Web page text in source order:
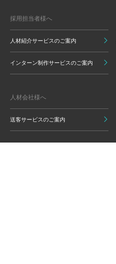
採用担当者様へ
人材紹介サービスのご案内
インターン制作サービスのご案内
人材会社様へ
送客サービスのご案内